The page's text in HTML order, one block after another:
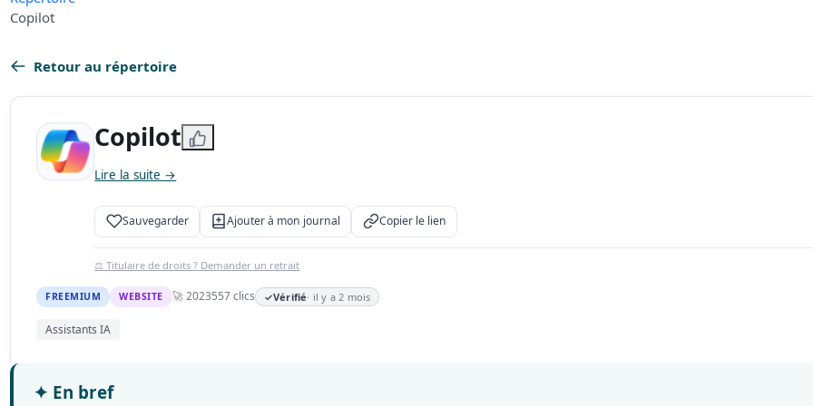
Copilot
Retour au répertoire
Copilot
Lire la suite →
Sauvegarder Ajouter à mon journal Copier le lien
⚖️ Titulaire de droits ? Demander un retrait
FREEMIUM WEBSITE 🚀 2023557 clics ✓Vérifié· il y a 2 mois
Assistants IA
✦ En bref